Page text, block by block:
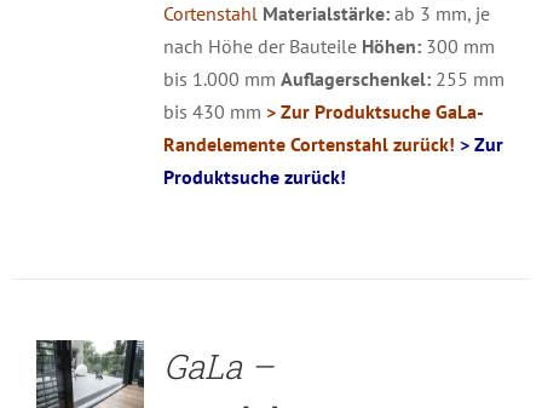
Cortenstahl Materialstärke:ab 3 mm, je
nach Höhe der Bauteile Höhen:300 mm
bis 1.000 mm Auflagerschenkel:255 mm
bis 430 mm > Zur Produktsuche GaLa-
Randelemente Cortenstahl zurück! > Zur
Produktsuche zurück!
GaLa –